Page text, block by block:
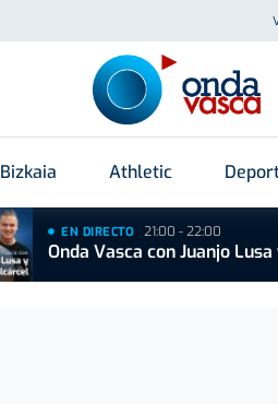
Bizkaia Athletic
EN DIRECTO 21:00 - 22:00
Onda Vasca con Juanjo Lusa